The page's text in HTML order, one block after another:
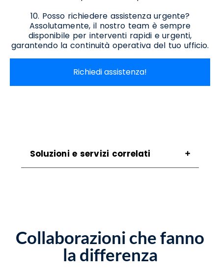
10. Posso richiedere assistenza urgente?
Assolutamente, il nostro team è sempre
disponibile per interventi rapidi e urgenti,
garantendo la continuità operativa del tuo ufficio.
Richiedi assistenza!
Soluzioni e servizi correlati
Vendita Stampanti Termiche Cairano
Collaborazioni che fanno
la differenza